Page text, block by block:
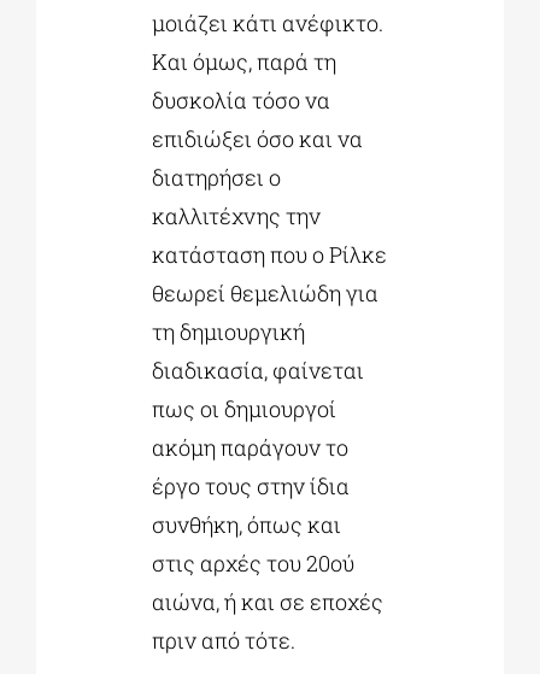
μοιάζει κάτι ανέφικτο.
Και όμως, παρά τη
δυσκολία τόσο να
επιδιώξει όσο και να
διατηρήσει ο
καλλιτέχνης την
κατάσταση που ο Ρίλκε
θεωρεί θεμελιώδη για
τη δημιουργική
διαδικασία, φαίνεται
πως οι δημιουργοί
ακόμη παράγουν το
έργο τους στην ίδια
συνθήκη, όπως και
στις αρχές του 20ού
αιώνα, ή και σε εποχές
πριν από τότε.